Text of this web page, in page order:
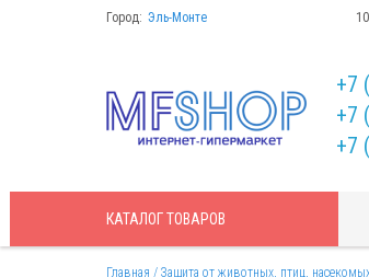
Город: Эль-Монте
+7
+7
+7
КАТАЛОГТОВАРОВ
Главная Защита от животных, птиц,